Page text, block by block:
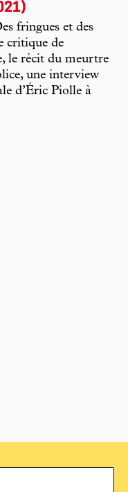
fringues et des
critique de
le récit du meurtre
une interview
d’Éric Piolle à